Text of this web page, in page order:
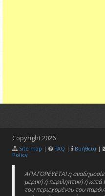
Copyright2026
Site map | FAQ | Βοήθεια |
Policy
ΑΠΑΓΟΡΕΥΕΤΑΙ η
μερική ή περιληπτική ή
του περιεχομένου του